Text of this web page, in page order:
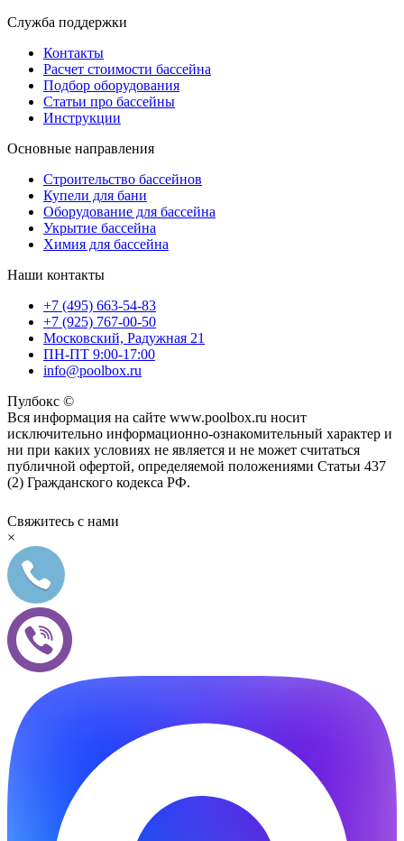
Служба поддержки
Контакты
Расчет стоимости бассейна
Подбор оборудования
Статьи про бассейны
Инструкции
Основные направления
Строительство бассейнов
Купели для бани
Оборудование для бассейна
Укрытие бассейна
Химия для бассейна
Наши контакты
+7 (495) 663-54-83
+7 (925) 767-00-50
Московский, Радужная 21
ПН-ПТ 9:00-17:00
info@poolbox.ru
Пулбокс ©
Вся информация на сайте www.poolbox.ru носит
исключительно информационно-ознакомительный характер и
ни при каких условиях не является и не может считаться
публичной офертой, определяемой положениями Статьи 437
(2) Гражданского кодекса РФ.
Свяжитесь с нами
×